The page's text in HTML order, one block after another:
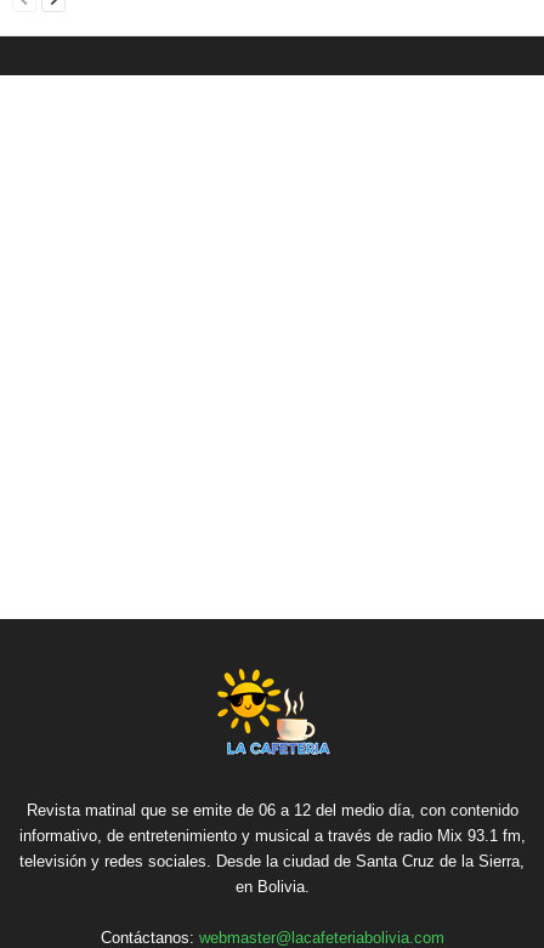
Revista matinal que se emite de 06 a 12 del medio día, con contenido
informativo, de entretenimiento y musical a través de radio Mix 93.1 fm,
televisión y redes sociales. Desde la ciudad de Santa Cruz de la Sierra,
en Bolivia.
Contáctanos: webmaster@lacafeteriabolivia.com